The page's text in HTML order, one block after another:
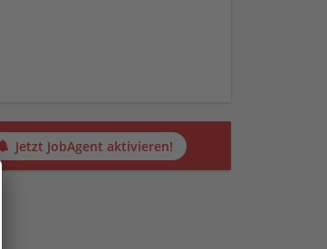
Jetzt JobAgent aktivieren!